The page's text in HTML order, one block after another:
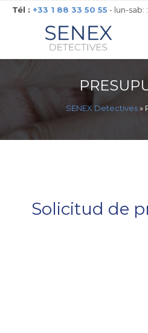
Tél : +33 1 88 33 50 55 - lun-sab:
SENEX Detectives»
Solicitud de